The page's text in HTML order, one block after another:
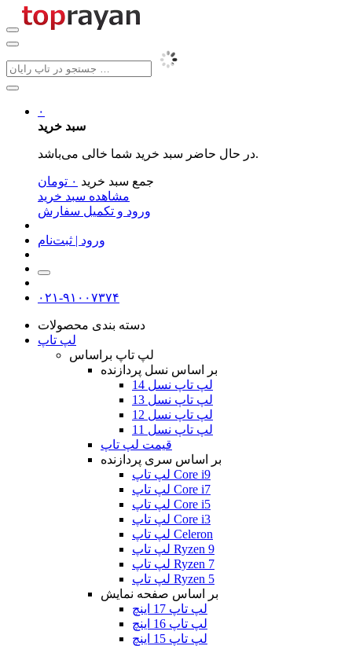
۰
سبد خرید
در حال حاضر سبد خرید شما خالی می‌باشد.
جمع سبد خرید ۰ تومان
مشاهده سبد خرید
ورود و تکمیل سفارش
ورود | ثبت‌نام
۰۲۱-۹۱۰۰۷۳۷۴
دسته بندی محصولات
لپ تاپ
لپ تاپ براساس
بر اساس نسل پردازنده
لپ تاپ نسل 14
لپ تاپ نسل 13
لپ تاپ نسل 12
لپ تاپ نسل 11
قیمت لپ تاپ
بر اساس سری پردازنده
لپ تاپ Core i9
لپ تاپ Core i7
لپ تاپ Core i5
لپ تاپ Core i3
لپ تاپ Celeron
لپ تاپ Ryzen 9
لپ تاپ Ryzen 7
لپ تاپ Ryzen 5
بر اساس صفحه نمایش
لپ تاپ 17 اینچ
لپ تاپ 16 اینچ
لپ تاپ 15 اینچ